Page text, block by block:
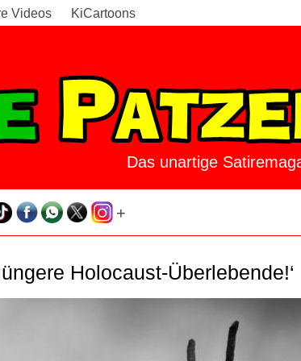
Videos KiCartoons
Das unartige
+
Holocaust-Überlebende!‘